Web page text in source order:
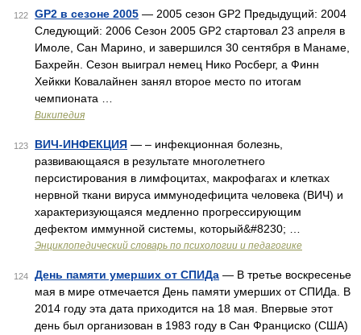
122 GP2 в сезоне 2005 — 2005 сезон GP2 Предыдущий: 2004
Следующий: 2006 Сезон 2005 GP2 стартовал 23 апреля в
Имоле, Сан Марино, и завершился 30 сентября в Манаме,
Бахрейн. Сезон выиграл немец Нико Росберг, а Финн
Хейкки Ковалайнен занял второе место по итогам
чемпионата …
Википедия
123 ВИЧ-ИНФЕКЦИЯ — – инфекционная болезнь,
развивающаяся в результате многолетнего
персистирования в лимфоцитах, макрофагах и клетках
нервной ткани вируса иммунодефицита человека (ВИЧ) и
характеризующаяся медленно прогрессирующим
дефектом иммунной системы, который&#8230; …
Энциклопедический словарь по психологии и педагогике
124 День памяти умерших от СПИДа — В третье воскресенье
мая в мире отмечается День памяти умерших от СПИДа. В
2014 году эта дата приходится на 18 мая. Впервые этот
день был организован в 1983 году в Сан Франциско (США)